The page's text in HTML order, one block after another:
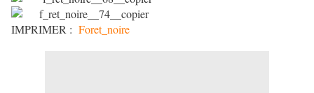
IMPRIMER : Foret_noire